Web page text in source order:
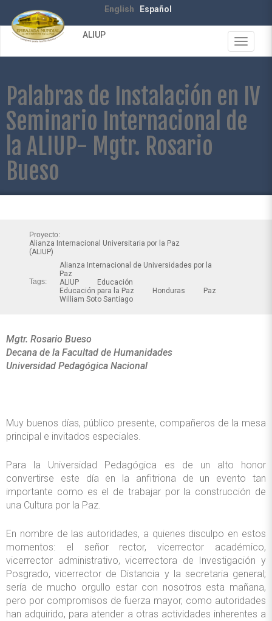
contenido
principal
English Español
Toggle
ALIUP
Palabras de Instalación en IV
Seminario Internacional de
la ALIUP- Mgtr. Rosario
Bueso
Proyecto:
Alianza Internacional Universitaria por la Paz
(ALIUP)
Tags:
Alianza Internacional de Universidades por la
Paz
ALIUP
Educación
Educación para la Paz
Honduras
Paz
William Soto Santiago
Mgtr. Rosario Bueso
Decana de la Facultad de Humanidades
Universidad Pedagógica Nacional
Muy buenos días, público presente, compañeros de la mesa
principal e invitados especiales.
Para la Universidad Pedagógica es de un alto honor
convertirse este día en la anfitriona de un evento tan
importante como es el de trabajar por la construcción de
una Cultura por la Paz.
En nombre de las autoridades, a quienes disculpo en estos
momentos: el señor rector, vicerrector académico,
vicerrector administrativo, vicerrectora de Investigación y
Posgrado, vicerrector de Distancia y la secretaria general;
sería de mucho orgullo estar con nosotros esta mañana,
pero por compromisos de fuerza mayor, como autoridades
han adquirido, para atender a otras actividades inherentes a